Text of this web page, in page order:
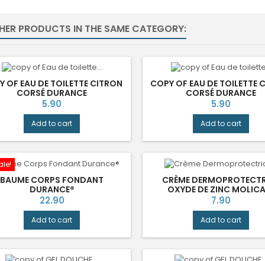
PRODUCTS IN THE SAME CATEGORY:
OF EAU DE TOILETTE CITRON
CORSÉ DURANCE
Price
5.90
Add to cart
COPY OF EAU DE TOILETTE
CORSÉ DURANCE
Price
5.90
Add to cart
BAUME CORPS FONDANT
DURANCE®
Price
22.90
Add to cart
CRÈME
OXYDE DE ZINC
HARTMANN
Price
7.90
Add to cart